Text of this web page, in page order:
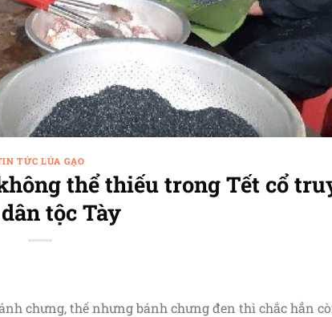
TỨC LÚA GẠO
thể thiếu trong Tết cổ
tộc Tày
chưng, thế nhưng bánh chưng đen thì chắc hẳn